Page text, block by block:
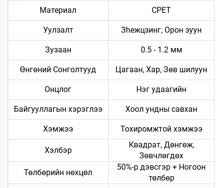
Материал CPET
Уулзалт Зheжцзинг, Орон зуун
Зузаан 0.5 - 1.2 мм
Өнгөний Сонголтууд Цагаан, Хар, Зөв шилуун
Онцлог Нэг удаагийн
Байгууллагын хэрэглээ Хоол ундны савхан
Хэмжээ Тохиромжтой хэмжээ
Хэлбэр
Квадрат, Дөнгөж,
Зөвчлөгдөх
Төлбөрийн нөхцөл
50%-р дэвсгэр + Ногоон
төлбөр